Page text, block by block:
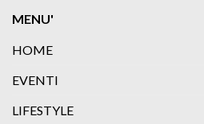
MENU'
HOME
EVENTI
LIFESTYLE